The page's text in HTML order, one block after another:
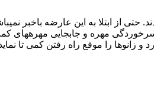
حتی از ابتلا به این عارضه باخبر
مهره و جابجایی مهرههای
زانوها را موقع راه رفتن کمی تا